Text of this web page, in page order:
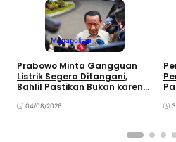
Megapolitan
Prabowo Minta Gangguan
Listrik Segera Ditangani,
Bahlil Pastikan Bukan karena
04/08/2026